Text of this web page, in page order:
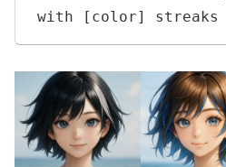
with [color] streaks